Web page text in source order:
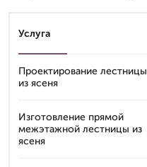
Услуга
Проектирование лестницы
из ясеня
Изготовление прямой
межэтажной лестницы из
ясеня